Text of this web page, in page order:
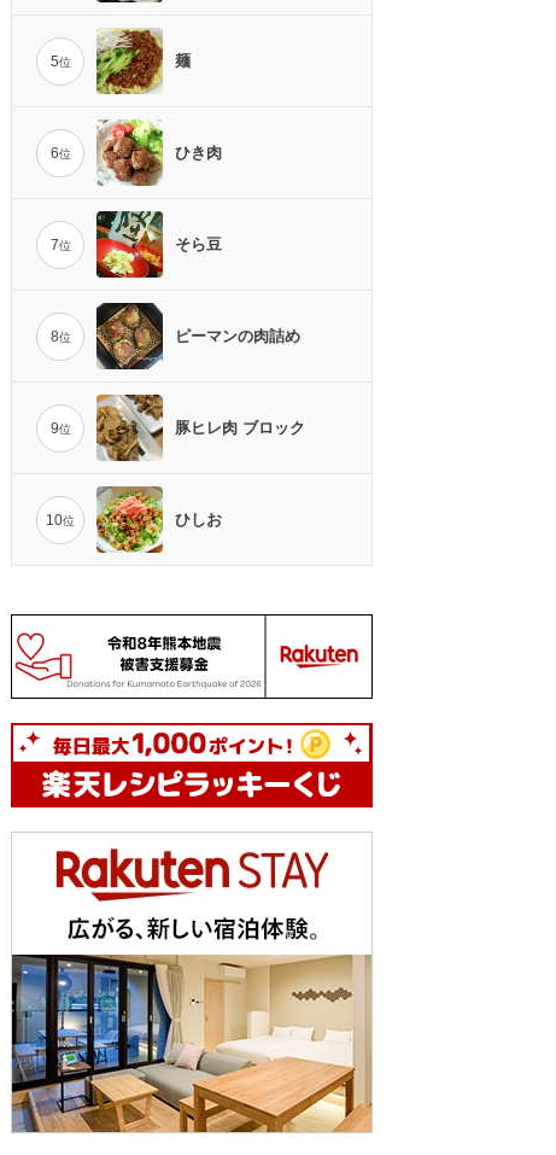
5位 麺
6位 ひき肉
7位 そら豆
8位 ピーマンの肉詰め
9位 豚ヒレ肉 ブロック
10位 ひしお